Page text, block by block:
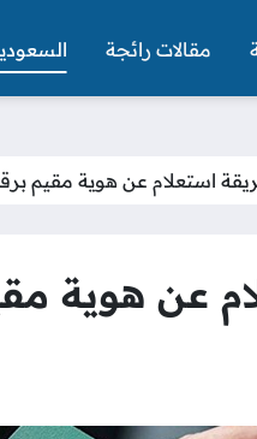
مقالات رائجة
استعلام عن هوية مقيم
عن هوية